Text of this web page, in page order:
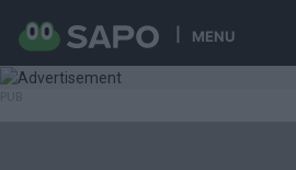
MENU